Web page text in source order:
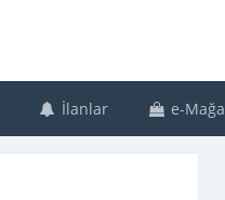
İlanlar e-